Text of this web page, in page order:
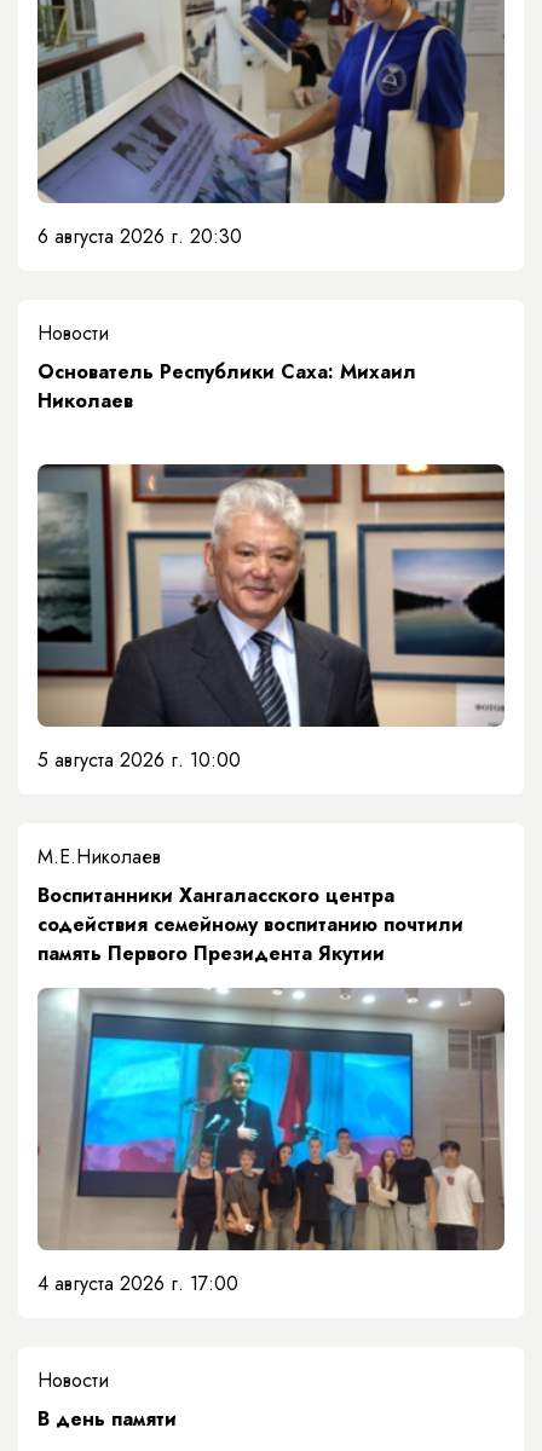
6 августа 2026 г. 20:30
Новости
Основатель Республики Саха: Михаил
Николаев
5 августа 2026 г. 10:00
М.Е.Николаев
​Воспитанники Хангаласского центра
содействия семейному воспитанию почтили
память Первого Президента Якутии
4 августа 2026 г. 17:00
Новости
​В день памяти